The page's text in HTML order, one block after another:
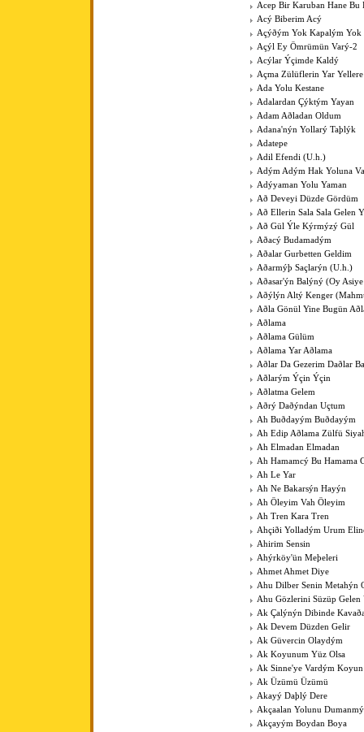
Acep Bir Karuban Hane Bu
Acý Biberim Acý
Açýðým Yok Kapalým Yok
Açýl Ey Ömrümün Varý-2
Acýlar Ýçimde Kaldý
Açma Zülüflerin Yar
Ada Yolu Kestane
Adalardan Çýktým Yayan
Adam Aðladan Oldum
Adana'nýn Yollarý Taþlýk
Adatepe
Adil Efendi (U.h.)
Adým Adým Hak Yoluna
Adýyaman Yolu Yaman
Að Deveyi Düzde Gördüm
Að Ellerin Sala Sala Gelen
Að Gül Ýle Kýrmýzý Gül
Aðacý Budamadým
Aðalar Gurbetten Geldim
Aðarmýþ Saçlarýn (U.h.)
Aðasar'ýn Balýný (Oy
Aðýlýn Altý Kenger
Aðla Gönül Yine Bugün
Aðlama
Aðlama Gülüm
Aðlama Yar Aðlama
Aðlar Da Gezerim Daðlar
Aðlarým Ýçin Ýçin
Aðlatma Gelem
Aðrý Daðýndan Uçtum
Ah Buðdayým Buðdayým
Ah Edip Aðlama Zülfü
Ah Elmadan Elmadan
Ah Hamamcý Bu Hamama
Ah Le Yar
Ah Ne Bakarsýn Hayýn
Ah Öleyim Vah Öleyim
Ah Tren Kara Tren
Ahçiði Yolladým Urum
Ahirim Sensin
Ahýrköy'ün Meþeleri
Ahmet Ahmet Diye
Ahu Dilber Senin Metahýn
Ahu Gözlerini Süzüp Gelen
Ak Çalýnýn Dibinde
Ak Devem Düzden Gelir
Ak Güvercin Olaydým
Ak Koyunum Yüz Olsa
Ak Sinne'ye Vardým Koyun
Ak Üzümü Üzümü
Akayý Daþlý Dere
Akçaalan Yolunu
Akçayým Boydan Boya